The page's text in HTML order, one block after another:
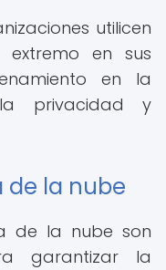
utilicen
en sus
en la
privacidad y
de la nube
de la nube son
garantizar la